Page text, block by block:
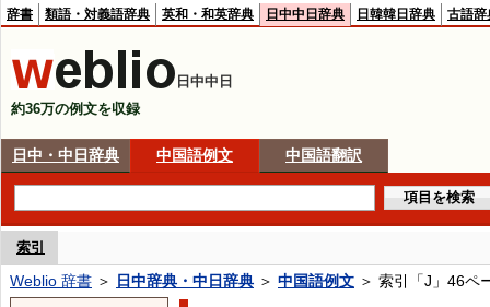
辞書 類語・対義語辞典 英和・和英辞典 日中中日辞典 日韓韓日辞典 古語辞
日中中日
約36万の例文を収録
日中・中日辞典 中国語例文 中国語翻訳
索引
Weblio 辞書 ＞ 日中辞典・中日辞典 ＞ 中国語例文 ＞ 索引「J」46ペ